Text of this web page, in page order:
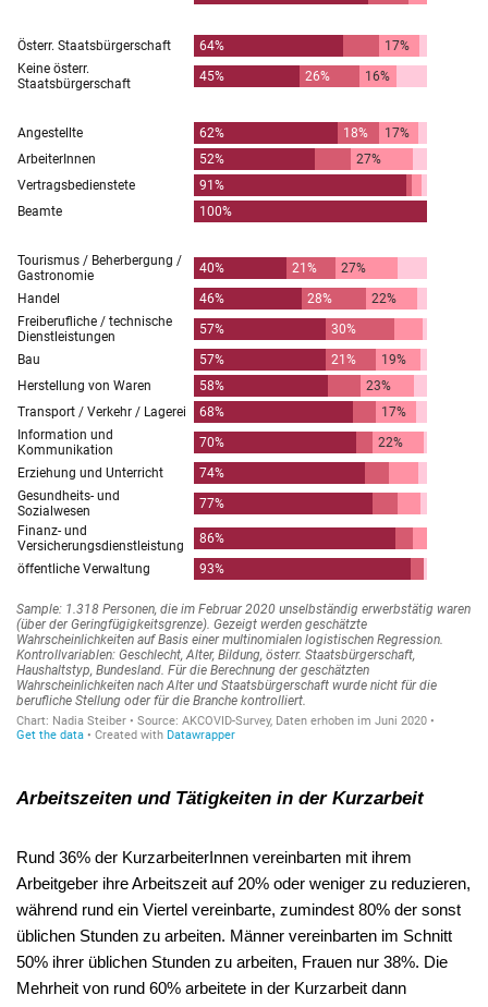
Arbeitszeiten und Tätigkeiten in der Kurzarbeit
Rund 36% der KurzarbeiterInnen vereinbarten mit ihrem
Arbeitgeber ihre Arbeitszeit auf 20% oder weniger zu reduzieren,
während rund ein Viertel vereinbarte, zumindest 80% der sonst
üblichen Stunden zu arbeiten. Männer vereinbarten im Schnitt
50% ihrer üblichen Stunden zu arbeiten, Frauen nur 38%. Die
Mehrheit von rund 60% arbeitete in der Kurzarbeit dann